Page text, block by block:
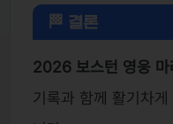
🏁 결론
2026 보스턴 영웅 마
기록과 함께 활기차